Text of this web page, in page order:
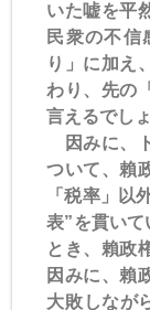
いた嘘を平
民衆の不信
り」に加え
わり、先の
言えるでしょ
因みに、
ついて、賴
「税率」以
表”を貫い
とき、賴政
因みに、賴
大敗しなが